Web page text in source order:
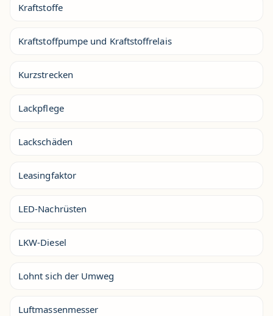
Kraftstoffe
Kraftstoffpumpe und Kraftstoffrelais
Kurzstrecken
Lackpflege
Lackschäden
Leasingfaktor
LED-Nachrüsten
LKW-Diesel
Lohnt sich der Umweg
Luftmassenmesser